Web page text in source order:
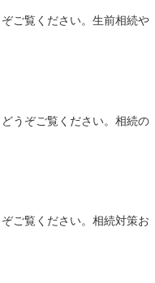
ご覧ください。生前相続や
うぞご覧ください。相続の
ご覧ください。相続対策お